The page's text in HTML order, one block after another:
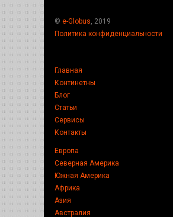
© e-Globus , 2019
Политика конфиденциальности
Главная
Континетны
Блог
Статьи
Сервисы
Контакты
Европа
Северная Америка
Южная Америка
Африка
Азия
Австралия